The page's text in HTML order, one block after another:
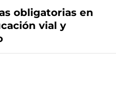
obligatorias en
vial y